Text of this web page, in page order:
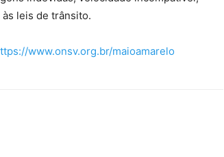
leis de trânsito.
www.onsv.org.br/maioamarelo